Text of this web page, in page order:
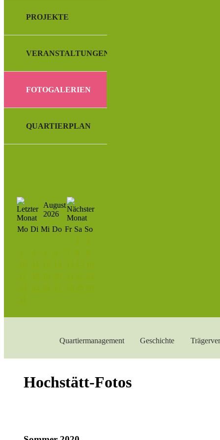
PROJEKTE
VERANSTALTUNGEN
FOTOGALERIEN
QUARTIERPLAN
August
2026
Mo Di Mi Do Fr Sa So
2
3
4 5 6 7 8
9
10
12 13 14 15
16
17
18 19 20 21 22
23
24
25 26 27 28 29
30
31
Geschichte
Quartiermanagement
Hochstätt-Fotos